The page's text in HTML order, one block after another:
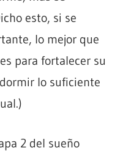
esto, si se
lo mejor que
para fortalecer su
lo suficiente
2 del sueño